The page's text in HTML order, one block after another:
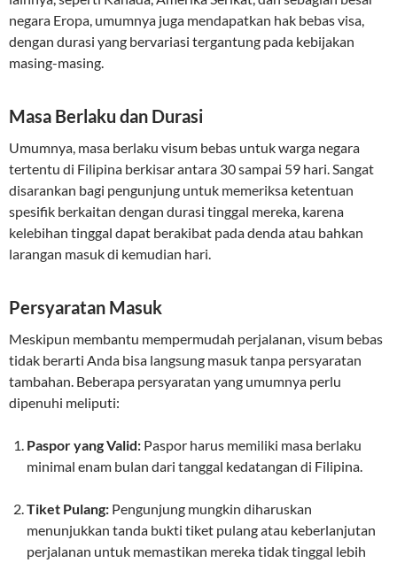
negara Eropa, umumnya juga mendapatkan hak bebas visa,
dengan durasi yang bervariasi tergantung pada kebijakan
masing-masing.
Masa Berlaku dan Durasi
Umumnya, masa berlaku visum bebas untuk warga negara
tertentu di Filipina berkisar antara 30 sampai 59 hari. Sangat
disarankan bagi pengunjung untuk memeriksa ketentuan
spesifik berkaitan dengan durasi tinggal mereka, karena
kelebihan tinggal dapat berakibat pada denda atau bahkan
larangan masuk di kemudian hari.
Persyaratan Masuk
Meskipun membantu mempermudah perjalanan, visum bebas
tidak berarti Anda bisa langsung masuk tanpa persyaratan
tambahan. Beberapa persyaratan yang umumnya perlu
dipenuhi meliputi:
Paspor yang Valid: Paspor harus memiliki masa berlaku
minimal enam bulan dari tanggal kedatangan di Filipina.
Tiket Pulang: Pengunjung mungkin diharuskan
menunjukkan tanda bukti tiket pulang atau keberlanjutan
perjalanan untuk memastikan mereka tidak tinggal lebih